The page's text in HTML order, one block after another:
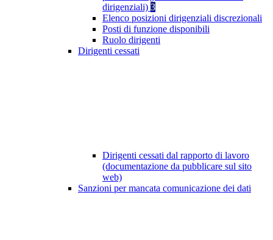
dirigenziali) 3
Elenco posizioni dirigenziali discrezionali
Posti di funzione disponibili
Ruolo dirigenti
Dirigenti cessati
Dirigenti cessati dal rapporto di lavoro
(documentazione da pubblicare sul sito
web)
Sanzioni per mancata comunicazione dei dati